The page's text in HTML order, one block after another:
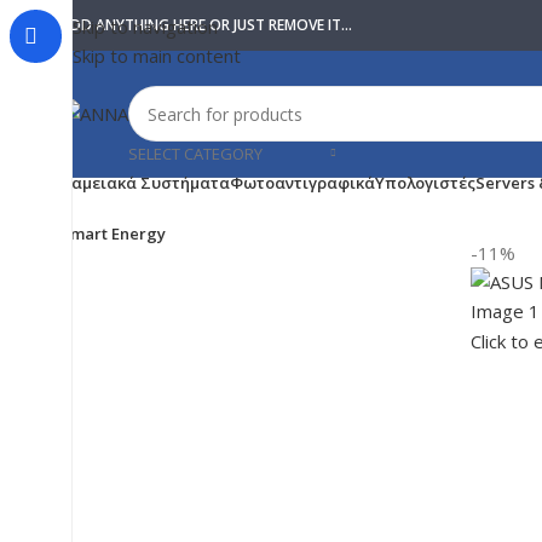
Skip to navigation
Skip to main content
ADD ANYTHING HERE OR JUST REMOVE IT…
SELECT CATEGORY
Ταμειακά ΣυστήματαΦωτοαντιγραφικάΥπολογιστέςServers
Smart Energy
-11%
Click to